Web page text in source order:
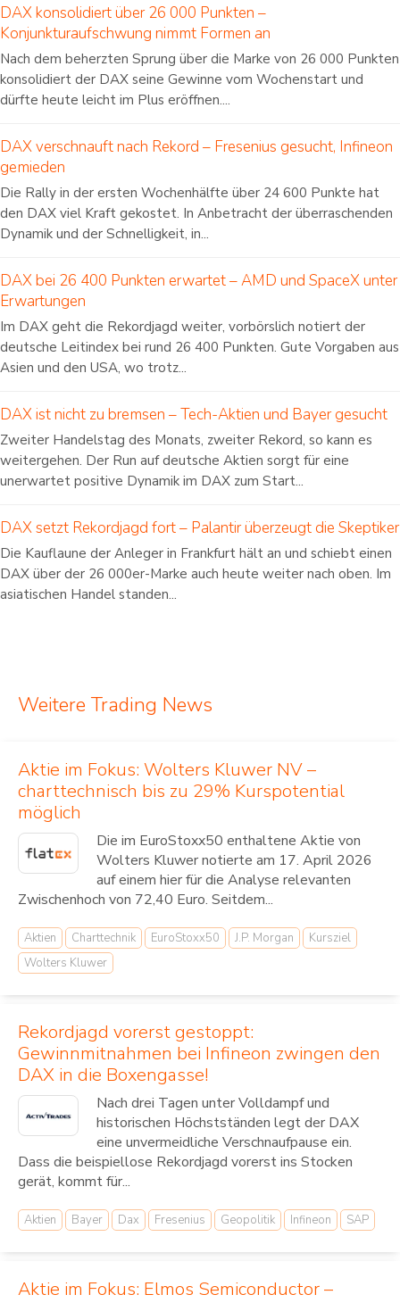
DAX konsolidiert über 26 000 Punkten –
Konjunkturaufschwung nimmt Formen an
Nach dem beherzten Sprung über die Marke von 26 000 Punkten
konsolidiert der DAX seine Gewinne vom Wochenstart und
dürfte heute leicht im Plus eröffnen....
DAX verschnauft nach Rekord – Fresenius gesucht, Infineon
gemieden
Die Rally in der ersten Wochenhälfte über 24 600 Punkte hat
den DAX viel Kraft gekostet. In Anbetracht der überraschenden
Dynamik und der Schnelligkeit, in...
DAX bei 26 400 Punkten erwartet – AMD und SpaceX unter
Erwartungen
Im DAX geht die Rekordjagd weiter, vorbörslich notiert der
deutsche Leitindex bei rund 26 400 Punkten. Gute Vorgaben aus
Asien und den USA, wo trotz...
DAX ist nicht zu bremsen – Tech-Aktien und Bayer gesucht
Zweiter Handelstag des Monats, zweiter Rekord, so kann es
weitergehen. Der Run auf deutsche Aktien sorgt für eine
unerwartet positive Dynamik im DAX zum Start...
DAX setzt Rekordjagd fort – Palantir überzeugt die Skeptiker
Die Kauflaune der Anleger in Frankfurt hält an und schiebt einen
DAX über der 26 000er-Marke auch heute weiter nach oben. Im
asiatischen Handel standen...
Weitere Trading News
Aktie im Fokus: Wolters Kluwer NV –
charttechnisch bis zu 29% Kurspotential
möglich
Die im EuroStoxx50 enthaltene Aktie von
Wolters Kluwer notierte am 17. April 2026
auf einem hier für die Analyse relevanten
Zwischenhoch von 72,40 Euro. Seitdem...
Aktien Charttechnik EuroStoxx50 J.P. Morgan
Kursziel
Wolters Kluwer
Rekordjagd vorerst gestoppt:
Gewinnmitnahmen bei Infineon zwingen den
DAX in die Boxengasse!
Nach drei Tagen unter Volldampf und
historischen Höchstständen legt der DAX
eine unvermeidliche Verschnaufpause ein.
Dass die beispiellose Rekordjagd vorerst ins Stocken
gerät, kommt für...
Aktien Bayer Dax Fresenius Geopolitik Infineon SAP
Aktie im Fokus: Elmos Semiconductor –